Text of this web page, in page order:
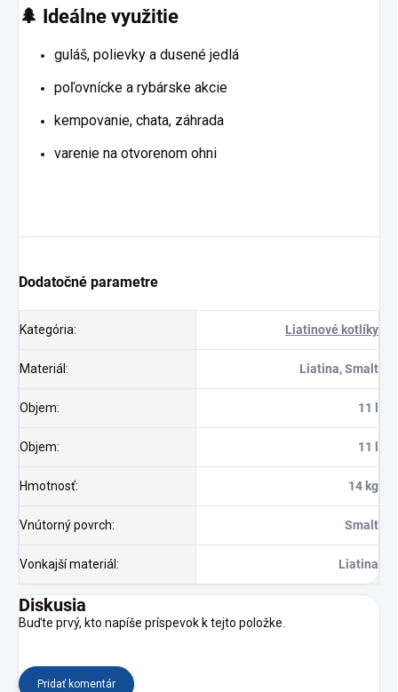
🌲 Ideálne využitie
guláš, polievky a dusené jedlá
poľovnícke a rybárske akcie
kempovanie, chata, záhrada
varenie na otvorenom ohni
Dodatočné parametre
Kategória: Liatinové kotlíky
Materiál : Liatina, Smalt
Objem: 11 l
Objem: 11 l
Hmotnosť: 14 kg
Vnútorný povrch: Smalt
Vonkajší materiál : Liatina
Diskusia
Buďte prvý, kto napíše príspevok k tejto položke.
Pridať komentár